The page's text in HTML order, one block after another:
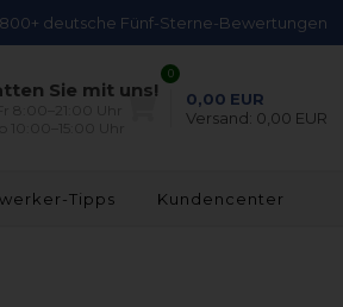
800+ deutsche Fünf-Sterne-Bewertungen
Sie mit uns!
0
0,00 EUR
Versand: 0,00 EUR
Tipps Kundencenter